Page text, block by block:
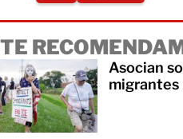
TE
Asocian